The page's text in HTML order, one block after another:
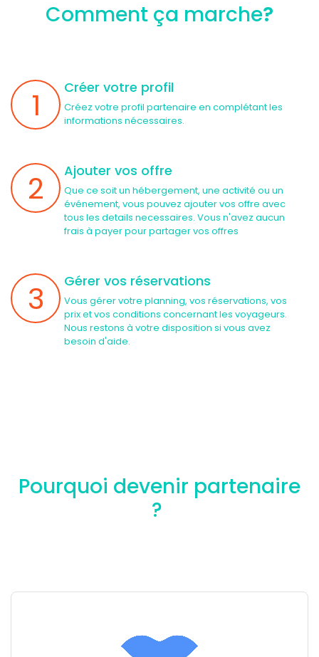
Comment ça marche?
1 Créer votre profil
Créez votre profil partenaire en complétant les
informations nécessaires.
2 Ajouter vos offre
Que ce soit un hébergement, une activité ou un
événement, vous pouvez ajouter vos offre avec
tous les details necessaires. Vous n'avez aucun
frais à payer pour partager vos offres
3 Gérer vos réservations
Vous gérer votre planning, vos réservations, vos
prix et vos conditions concernant les voyageurs.
Nous restons à votre disposition si vous avez
besoin d'aide.
Pourquoi devenir partenaire
?